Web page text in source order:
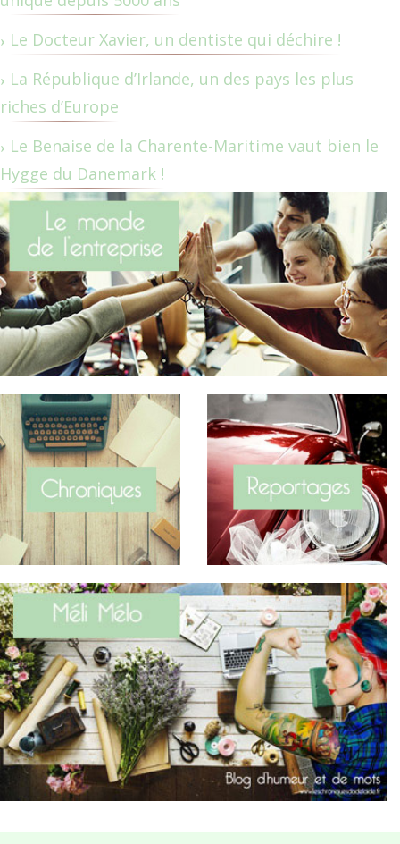
Le Docteur Xavier, un dentiste qui déchire !
La République d’Irlande, un des pays les plus
riches d’Europe
Le Benaise de la Charente-Maritime vaut bien le
Hygge du Danemark !